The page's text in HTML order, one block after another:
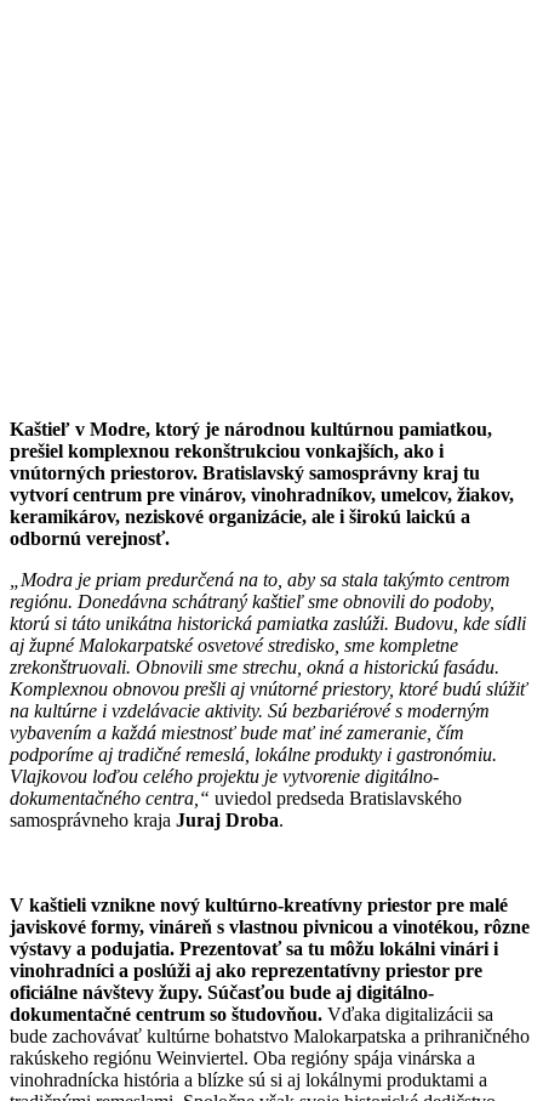
Kaštieľ v Modre, ktorý je národnou kultúrnou pamiatkou,
prešiel komplexnou rekonštrukciou vonkajších, ako i
vnútorných priestorov. Bratislavský samosprávny kraj tu
vytvorí centrum pre vinárov, vinohradníkov, umelcov, žiakov,
keramikárov, neziskové organizácie, ale i širokú laickú a
odbornú verejnosť.
„Modra je priam predurčená na to, aby sa stala takýmto centrom
regiónu. Donedávna schátraný kaštieľ sme obnovili do podoby,
ktorú si táto unikátna historická pamiatka zaslúži. Budovu, kde sídli
aj župné Malokarpatské osvetové stredisko, sme kompletne
zrekonštruovali. Obnovili sme strechu, okná a historickú fasádu.
Komplexnou obnovou prešli aj vnútorné priestory, ktoré budú slúžiť
na kultúrne i vzdelávacie aktivity. Sú bezbariérové s moderným
vybavením a každá miestnosť bude mať iné zameranie, čím
podporíme aj tradičné remeslá, lokálne produkty i gastronómiu.
Vlajkovou loďou celého projektu je vytvorenie digitálno-
dokumentačného centra,“ uviedol predseda Bratislavského
samosprávneho kraja Juraj Droba.
V kaštieli vznikne nový kultúrno-kreatívny priestor pre malé
javiskové formy, vináreň s vlastnou pivnicou a vinotékou, rôzne
výstavy a podujatia. Prezentovať sa tu môžu lokálni vinári i
vinohradníci a poslúži aj ako reprezentatívny priestor pre
oficiálne návštevy župy. Súčasťou bude aj digitálno-
dokumentačné centrum so študovňou. Vďaka digitalizácii sa
bude zachovávať kultúrne bohatstvo Malokarpatska a prihraničného
rakúskeho regiónu Weinviertel. Oba regióny spája vinárska a
vinohradnícka história a blízke sú si aj lokálnymi produktami a